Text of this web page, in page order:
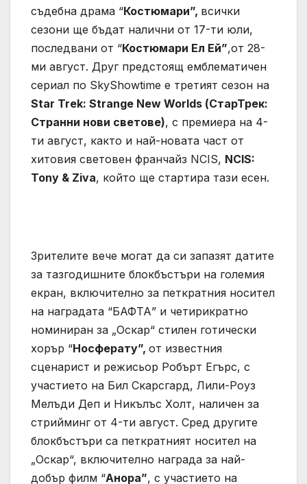
съдебна драма “Костюмари”, всички
сезони ще бъдат налични от 17-ти юли,
последвани от “Костюмари Ел Ей”,от 28-
ми август. Друг предстоящ емблематичен
сериал по SkyShowtime е третият сезон на
Star Trek: Strange New Worlds (СтарТрек:
Странни нови светове), с премиера на 4-
ти август, както и най-новата част от
хитовия световен франчайз NCIS, NCIS:
Tony & Ziva, който ще стартира тази есен.
Зрителите вече могат да си запазят датите
за тазгодишните блокбъстъри на големия
екран, включително за петкратния носител
на наградата “БАФТА” и четирикратно
номиниран за „Оскар“ стилен готически
хорър “Носферату”, от известния
сценарист и режисьор Робърт Егърс, с
участието на Бил Скарсгард, Лили-Роуз
Мелъди Деп и Никълъс Холт, наличен за
стрийминг от 4-ти август. Сред другите
блокбъстъри са петкратният носител на
„Оскар“, включително награда за най-
добър филм “Анора”, с участието на